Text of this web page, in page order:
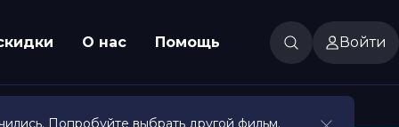
О нас Помощь Войти
Попробуйте выбрать другой фильм.